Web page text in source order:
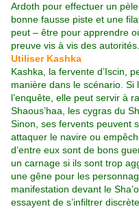
Ardoth pour effectuer un
bonne fausse piste et une
peut – être pour apprendre
preuve vis à vis des autorités.
Utiliser Kashka
Kashka, la fervente d’Iscin,
manière dans le scénario.
l’enquête, elle peut servir à
Shaous’haa, les cygras du
Sinon, ses fervents peuvent
attaquer le navire ou
d’entre eux sont de bons
un carnage si ils sont trop
une gêne pour les
manifestation devant le
essayent de s’infiltrer